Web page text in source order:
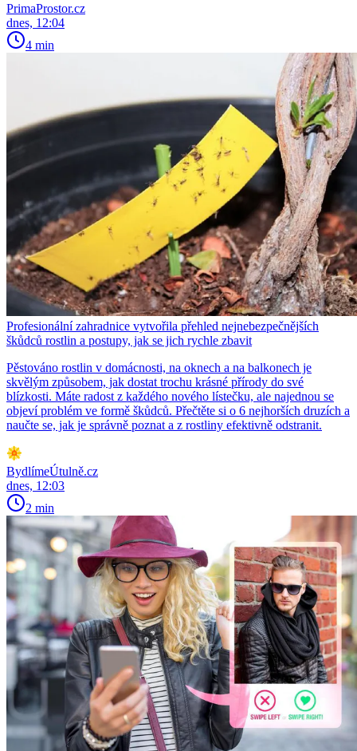
PrimaProstor.cz
dnes, 12:04
4 min
Profesionální zahradnice vytvořila přehled nejnebezpečnějších
škůdců rostlin a postupy, jak se jich rychle zbavit
Pěstováno rostlin v domácnosti, na oknech a na balkonech je
skvělým způsobem, jak dostat trochu krásné přírody do své
blízkosti. Máte radost z každého nového lístečku, ale najednou se
objeví problém ve formě škůdců. Přečtěte si o 6 nejhorších druzích a
naučte se, jak je správně poznat a z rostliny efektivně odstranit.
BydlímeÚtulně.cz
dnes, 12:03
2 min